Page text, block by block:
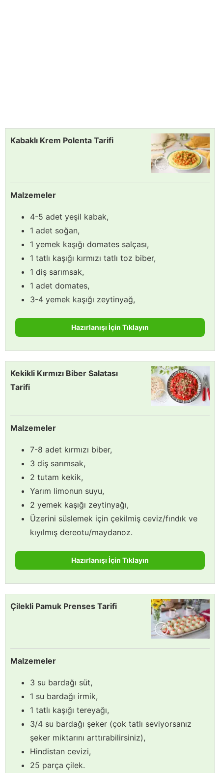
Kabaklı Krem Polenta Tarifi
Malzemeler
4-5 adet yeşil kabak,
1 adet soğan,
1 yemek kaşığı domates salçası,
1 tatlı kaşığı kırmızı tatlı toz biber,
1 diş sarımsak,
1 adet domates,
3-4 yemek kaşığı zeytinyağ,
Hazırlanışı İçin Tıklayın
Kekikli Kırmızı Biber Salatası
Tarifi
Malzemeler
7-8 adet kırmızı biber,
3 diş sarımsak,
2 tutam kekik,
Yarım limonun suyu,
2 yemek kaşığı zeytinyağı,
Üzerini süslemek için çekilmiş ceviz/fındık ve
kıyılmış dereotu/maydanoz.
Hazırlanışı İçin Tıklayın
Çilekli Pamuk Prenses Tarifi
Malzemeler
3 su bardağı süt,
1 su bardağı irmik,
1 tatlı kaşığı tereyağı,
3/4 su bardağı şeker (çok tatlı seviyorsanız
şeker miktarını arttırabilirsiniz),
Hindistan cevizi,
25 parça çilek.